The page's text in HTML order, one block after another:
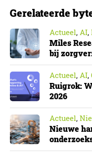
Gerelateerde
Actueel, AI,
Miles
bij
Actueel, AI,
Ruigrok:
2026
Actueel,
Nieuwe